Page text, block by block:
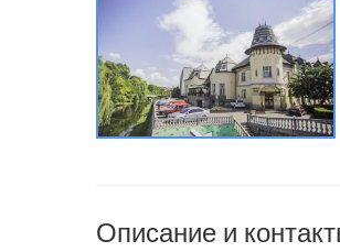
Описание и